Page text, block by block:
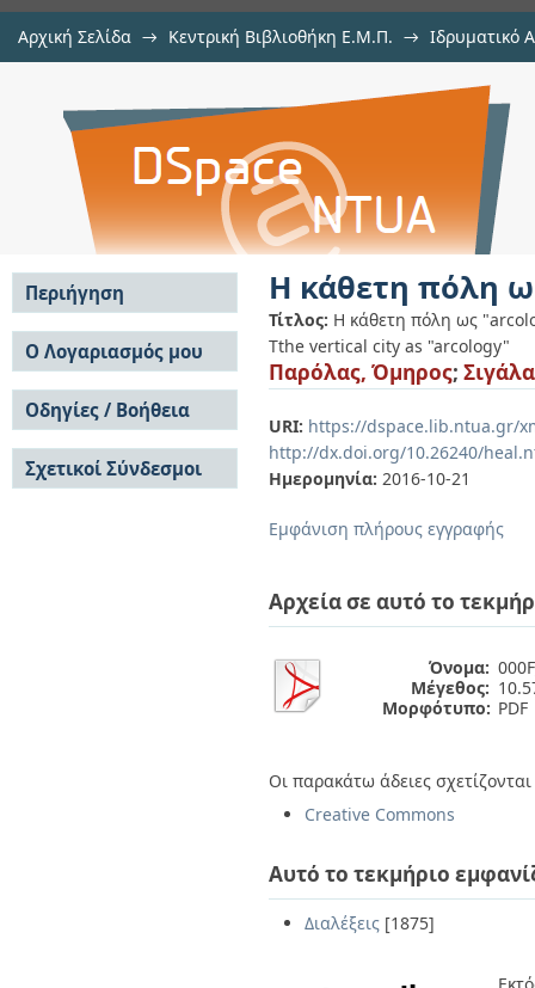
Αρχική Σελίδα → Κεντρική Βιβλιοθήκη Ε.Μ.Π. → Ιδρυματικό
Η κάθετη πόλη ως "arcology"
Η κάθετη πόλη
Τίτλος: Η κάθετη πόλη ως
Tthe vertical city as "arcology"
Παρόλας, Όμηρος;
URI: https://dspace.lib.ntua.gr/
http://dx.doi.org/10.26240/
Ημερομηνία: 2016-10-21
Εμφάνιση πλήρους εγγραφής
Αρχεία σε αυτό το
Όνομα:
Μέγεθος:
Μορφότυπο: PDF
Οι παρακάτω άδειες
Creative Commons
Αυτό το τεκμήριο
Διαλέξεις [1875]
Περιήγηση
Σε όλο το DSpace
Κοινότητες & Συλλογές
Ανά Ημερομηνία
Έκδοσης
Συγγραφείς
Τίτλοι
Θέματα
Ο Λογαριασμός μου
Σύνδεση
Εγγραφή
Οδηγίες / Βοήθεια
Οδηγίες Υποβολής
Οδηγίες Χρήσης ΙΑ
Συχνές Ερωτήσεις
Σχετικοί Σύνδεσμοι